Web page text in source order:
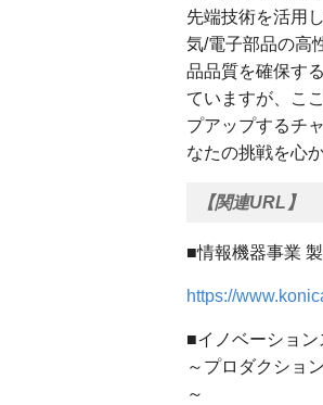
先端技術を活用
気/電子部品の高
品品質を確保す
ていますが、こ
プアップするチ
なたの挑戦を心
【関連URL】
■情報機器事業
https://
■イノベーション
～プロダクショ
～